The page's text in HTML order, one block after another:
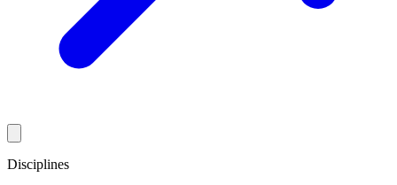
Disciplines